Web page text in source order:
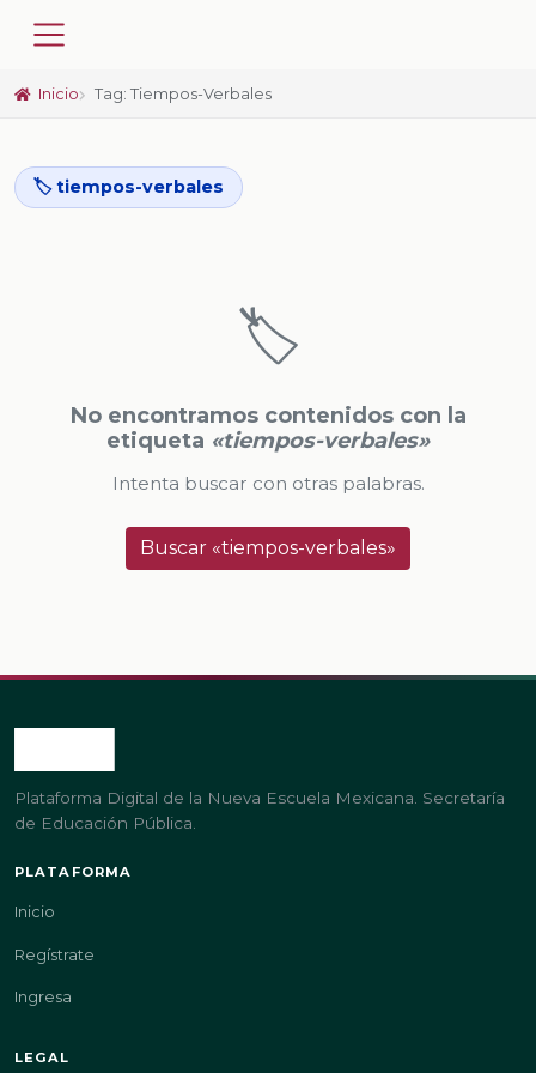
Inicio Tag: Tiempos-Verbales
🏷️ tiempos-verbales
🏷️
No encontramos contenidos con la
etiqueta «tiempos-verbales»
Intenta buscar con otras palabras.
Buscar «tiempos-verbales»
Plataforma Digital de la Nueva Escuela Mexicana. Secretaría
de Educación Pública.
PLATAFORMA
Inicio
Regístrate
Ingresa
LEGAL